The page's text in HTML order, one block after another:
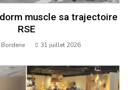
muscle sa trajectoire
RSE
31 juillet 2026